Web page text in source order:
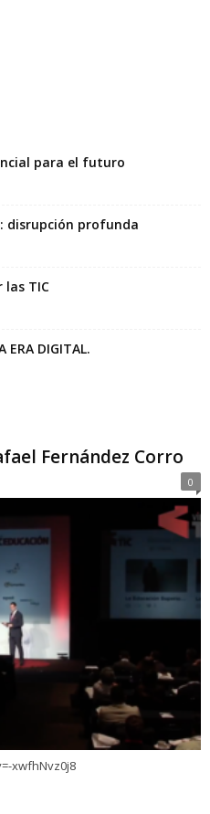
para el futuro
disrupción profunda
las TIC
ERA DIGITAL.
Fernández Corro
0
xwfhNvz0j8